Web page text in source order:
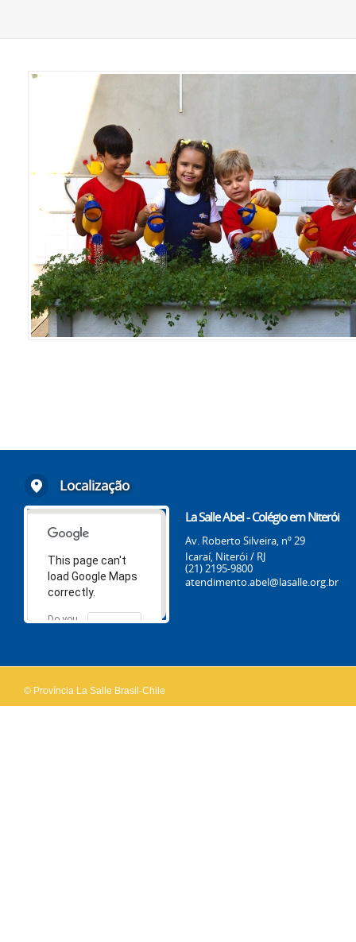
Localização
This page can't
load Google Maps
correctly.
Do you
OK
La Salle Abel - Colégio em Niterói
Av. Roberto Silveira, nº 29
Icaraí, Niterói / RJ
(21) 2195-9800
atendimento.abel@lasalle.org.br
© Província La Salle Brasil-Chile